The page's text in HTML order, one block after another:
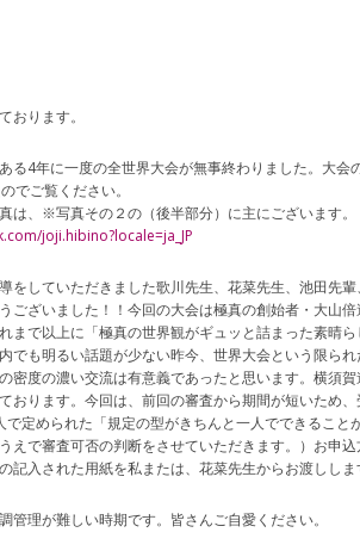
おります。
る4年に一度の全世界大会が無事終わりました。大会
でご覧ください。
は、※写真その２の（後半部分）に主にございます。
joji.hibino?locale=ja_JP
をしていただきました歌川先生、花菜先生、池田先
ございました！！今回の大会は極真の創始者・大山
まで以上に「極真の世界観がギュッと詰まった素晴
でも明るい話題が少ない昨今、世界大会という限ら
密度の濃い交流は有意義であったと思います。横須
おります。今回は、前回の審査から期間が短いため
で定められた「規定の型がきちんと一人でできること
えで審査可否の判断をさせていただきます。）お申
記入された用紙を私または、花菜先生からお渡ししま
管理が難しい時期です。皆さんご自愛ください。